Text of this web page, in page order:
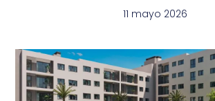
11 mayo 2026